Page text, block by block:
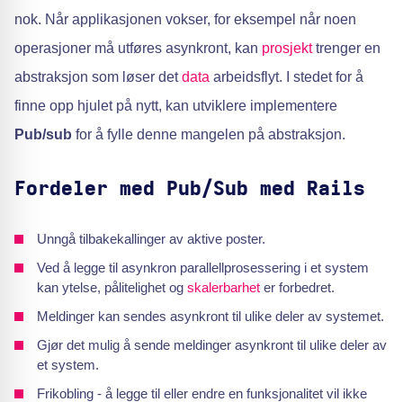
nok. Når applikasjonen vokser, for eksempel når noen
operasjoner må utføres asynkront, kan prosjekttrenger en
abstraksjon som løser detdata arbeidsflyt. I stedet for å
finne opp hjulet på nytt, kan utviklere implementere
Pub/sub for å fylle denne mangelen på abstraksjon.
Fordeler med Pub/Sub med Rails
Unngå tilbakekallinger av aktive poster.
Ved å legge til asynkron parallellprosessering i et system
kan ytelse, pålitelighet og skalerbarhet er forbedret.
Meldinger kan sendes asynkront til ulike deler av systemet.
Gjør det mulig å sende meldinger asynkront til ulike deler av
et system.
Frikobling - å legge til eller endre en funksjonalitet vil ikke